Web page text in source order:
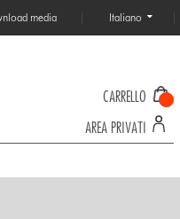
media Italiano
CARRELLO
AREA PRIVATI